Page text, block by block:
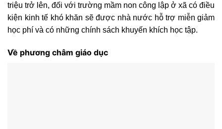
triệu trở lên, đối với trường mầm non công lập ở xã có điều
kiện kinh tế khó khăn sẽ được nhà nước hỗ trợ miễn giảm
học phí và có những chính sách khuyến khích học tập.
Về phương châm giáo dục